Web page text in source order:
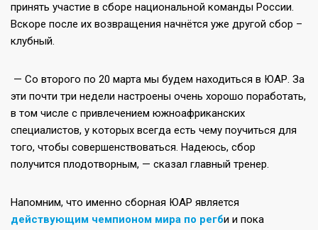
принять участие в сборе национальной команды России.
Вскоре после их возвращения начнётся уже другой сбор –
клубный.
— Со второго по 20 марта мы будем находиться в ЮАР. За
эти почти три недели настроены очень хорошо поработать,
в том числе с привлечением южноафриканских
специалистов, у которых всегда есть чему поучиться для
того, чтобы совершенствоваться. Надеюсь, сбор
получится плодотворным, — сказал главный тренер.
Напомним, что именно сборная ЮАР является
действующим чемпионом мира по регби и пока